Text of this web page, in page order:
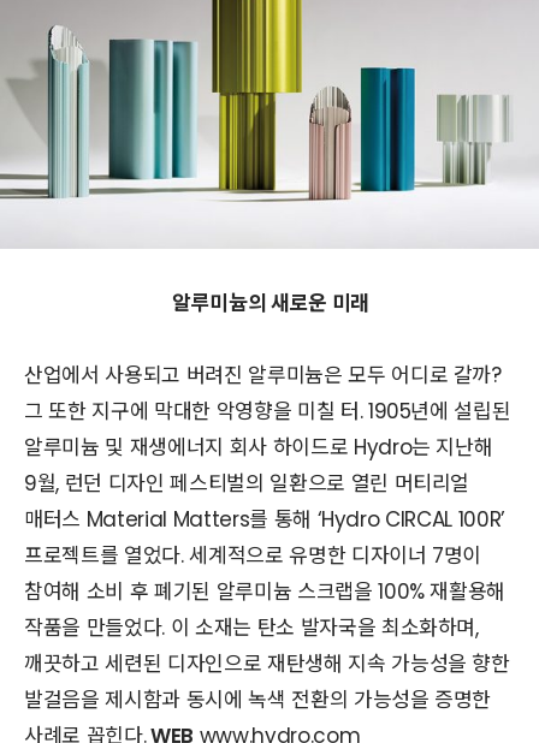
알루미늄의 새로운 미래
산업에서 사용되고 버려진 알루미늄은 모두 어디로 갈까?
그 또한 지구에 막대한 악영향을 미칠 터. 1905년에 설립된
알루미늄 및 재생에너지 회사 하이드로 Hydro는 지난해
9월, 런던 디자인 페스티벌의 일환으로 열린 머티리얼
매터스 Material Matters를 통해 ‘Hydro CIRCAL 100R’
프로젝트를 열었다. 세계적으로 유명한 디자이너 7명이
참여해 소비 후 폐기된 알루미늄 스크랩을 100% 재활용해
작품을 만들었다. 이 소재는 탄소 발자국을 최소화하며,
깨끗하고 세련된 디자인으로 재탄생해 지속 가능성을 향한
발걸음을 제시함과 동시에 녹색 전환의 가능성을 증명한
사례로 꼽힌다.WEB www.hydro.com